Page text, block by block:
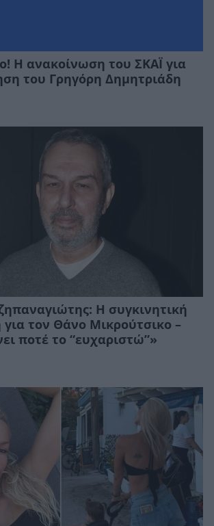
Η ανακοίνωση του ΣΚΑΪ για
του Γρηγόρη Δημητριάδη
Η συγκινητική
τον Θάνο Μικρούτσικο –
ποτέ το “ευχαριστώ”»